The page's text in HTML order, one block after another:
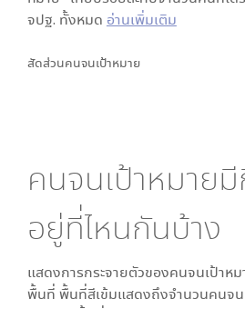
จปฐ. ทั้งหมด อ่านเพิ่มเติม
สัดส่วนคนจนเป้าหมาย
คนจนเป้าหมาย
อยู่ที่ไหนกันบ้าง
แสดงการกระจายตัวของคนจนเป้าห
พื้นที่ พื้นที่สีเข้มแสดงถึงจำนวนคนจน